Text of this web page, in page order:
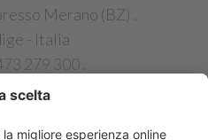
Merano (BZ) .
- Italia
279 300 .